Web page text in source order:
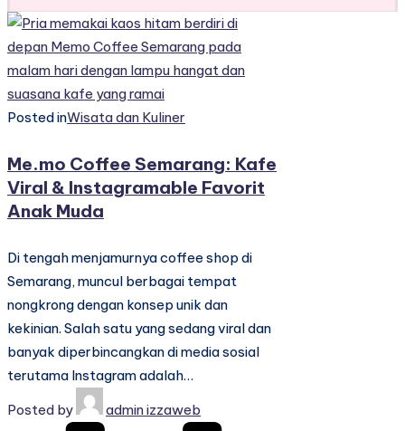
Posted inWisata dan Kuliner
Me.mo Coffee Semarang: Kafe
Viral & Instagramable Favorit
Anak Muda
Di tengah menjamurnya coffee shop di
Semarang, muncul berbagai tempat
nongkrong dengan konsep unik dan
kekinian. Salah satu yang sedang viral dan
banyak diperbincangkan di media sosial
terutama Instagram adalah…
Posted by
admin izzaweb